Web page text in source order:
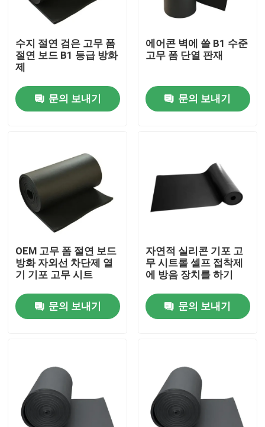
우리에 대하여
공장 여행
품질 관리
연락주세요
열차단 소재
열차단 유리 솜
수지 절연 검은 고무 폼
절연 보드 B1 등급 방화
제
문의 보내기
에어콘 벽에 쓸 B1 수준
고무 폼 단열 판재
문의 보내기
OEM 고무 폼 절연 보드
방화 자외선 차단제 열
기 기포 고무 시트
문의 보내기
자연적 실리콘 기포 고
무 시트롤 셀프 접착제
에 방음 장치를 하기
문의 보내기